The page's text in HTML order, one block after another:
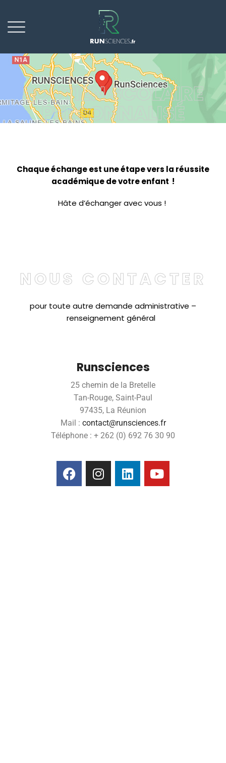
SOUTIEN SCOLAIRE
PERSONNALISÉ
Chaque échange est une étape vers la réussite
académique de votre enfant !
Hâte d’échanger avec vous !
NOUS CONTACTER
pour toute autre demande administrative –
renseignement général
Runsciences
25 chemin de la Bretelle
Tan-Rouge, Saint-Paul
97435, La Réunion
Mail : contact@runsciences.fr
Téléphone : + 262 (0) 692 76 30 90